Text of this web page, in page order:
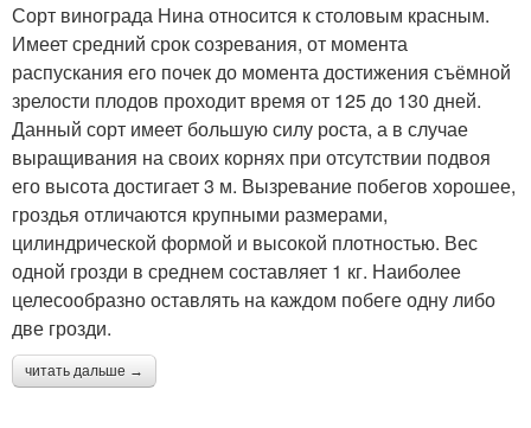
Сорт винограда Нина относится к столовым красным.
Имеет средний срок созревания, от момента
распускания его почек до момента достижения съёмной
зрелости плодов проходит время от 125 до 130 дней.
Данный сорт имеет большую силу роста, а в случае
выращивания на своих корнях при отсутствии подвоя
его высота достигает 3 м. Вызревание побегов хорошее,
гроздья отличаются крупными размерами,
цилиндрической формой и высокой плотностью. Вес
одной грозди в среднем составляет 1 кг. Наиболее
целесообразно оставлять на каждом побеге одну либо
две грозди.
читать дальше →